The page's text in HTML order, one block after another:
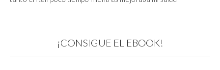
¡CONSIGUE EL EBOOK!